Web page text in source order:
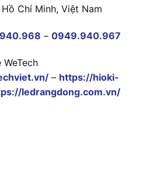
Chí Minh, Việt Nam
– 0949.940.967
– https://hioki-
ledrangdong.com.vn/